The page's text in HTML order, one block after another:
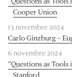
Cooper Union
13 novembre 2024
Carlo Ginzburg –
6 novembre 2024
“Questions as
Stanford